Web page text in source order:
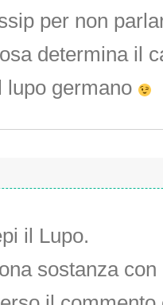
per non
determina il
lupo germano
il Lupo.
sostanza